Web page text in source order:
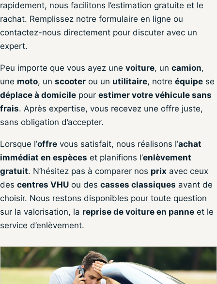
rapidement, nous facilitons l’estimation gratuite et le
rachat. Remplissez notre formulaire en ligne ou
contactez-nous directement pour discuter avec un
expert.
Peu importe que vous ayez une voiture, un camion,
une moto, un scooter ou un utilitaire, notre équipe se
déplace à domicile pour estimer votre véhicule sans
frais. Après expertise, vous recevez une offre juste,
sans obligation d’accepter.
Lorsque l’offre vous satisfait, nous réalisons l’achat
immédiat en espèces et planifions l’enlèvement
gratuit. N’hésitez pas à comparer nos prix avec ceux
des centres VHU ou des casses classiques avant de
choisir. Nous restons disponibles pour toute question
sur la valorisation, la reprise de voiture en panne et le
service d’enlèvement.